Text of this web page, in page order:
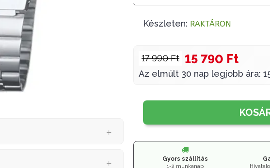
Készleten: RAKTÁRON
17 990 Ft 15 790 Ft
Az elmúlt 30 nap legjobb ára:
Gyors szállítás
1-2 munkanap